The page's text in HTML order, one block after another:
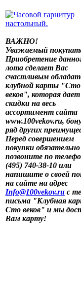
ВАЖНО!
Уважаемый
Приобретение
лота сделает Вас
счастливым
клубной карты "Сто
веков", которая дает
скидки на весь
ассортимент сайта
www.100vekov.ru,
ряд других
Перед совершением
покупки обязательно
позвоните по
(495) 740-38-10 или
напишите о своей
на сайте на адрес
Info@100vekov.ru с
письма "Клубная
Сто веков" и мы
Вам карту!